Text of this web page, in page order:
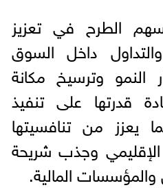
الطرح في تعزيز
داخل السوق
وترسيخ مكانة
قدرتها على تنفيذ
يعزز من تنافسيتها
وجذب شريحة
المالية.